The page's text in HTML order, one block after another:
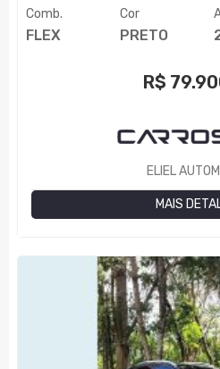
Comb.
FLEX
Cor
PRETO
R$
ELIEL
MAIS